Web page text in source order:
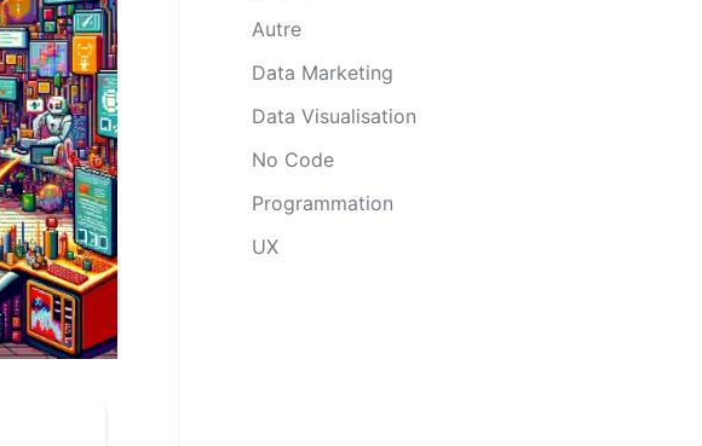
Autre
Data Marketing
Data Visualisation
No Code
Programmation
UX